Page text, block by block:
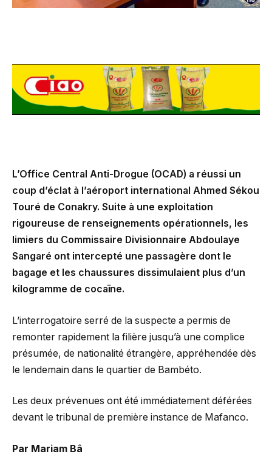
L’Office Central Anti-Drogue (OCAD) a réussi un
coup d’éclat à l’aéroport international Ahmed Sékou
Touré de Conakry. Suite à une exploitation
rigoureuse de renseignements opérationnels, les
limiers du Commissaire Divisionnaire Abdoulaye
Sangaré ont intercepté une passagère dont le
bagage et les chaussures dissimulaient plus d’un
kilogramme de cocaïne.
L’interrogatoire serré de la suspecte a permis de
remonter rapidement la filière jusqu’à une complice
présumée, de nationalité étrangère, appréhendée dès
le lendemain dans le quartier de Bambéto.
Les deux prévenues ont été immédiatement déférées
devant le tribunal de première instance de Mafanco.
Par Mariam Bâ